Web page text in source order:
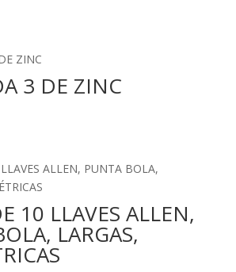
3 DE ZINC
10 LLAVES ALLEN,
LARGAS,